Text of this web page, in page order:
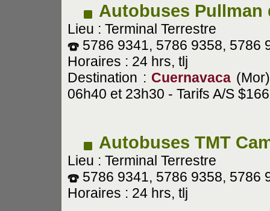
Autobuses Pullman
Lieu : Terminal Terrestre
5786 9341, 5786 9358, 5786
Horaires : 24 hrs, tlj
Destination : Cuernavaca
06h40 et 23h30 - Tarifs A/S
Autobuses TMT
Lieu : Terminal Terrestre
5786 9341, 5786 9358, 5786
Horaires : 24 hrs, tlj